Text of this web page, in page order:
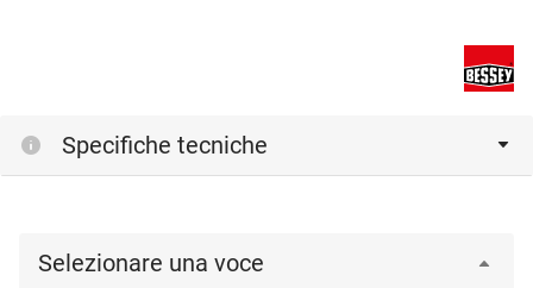
Specifiche tecniche
Selezionare una voce